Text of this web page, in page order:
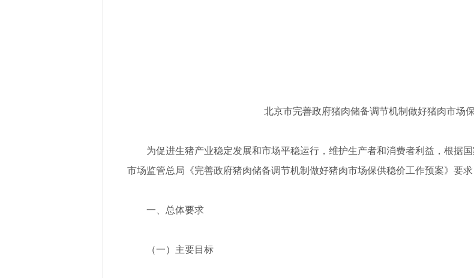
北京市完善政府猪肉储备调节机制做好猪肉市场
为促进生猪产业稳定发展和市场平稳运行，维护生产者和消费者利益，根据
市场监管总局《完善政府猪肉储备调节机制做好猪肉市场保供稳价工作预案》要
一、总体要求
（一）主要目标